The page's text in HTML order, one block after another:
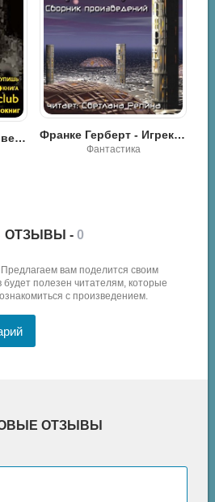
Голсуорси Джон - Новеллы
Франке Герберт - Игрек минус
Фантастика
ОТЗЫВЫ - 0
вам поделится своим
полезен читателям, которые
с произведением.
ОТЗЫВЫ